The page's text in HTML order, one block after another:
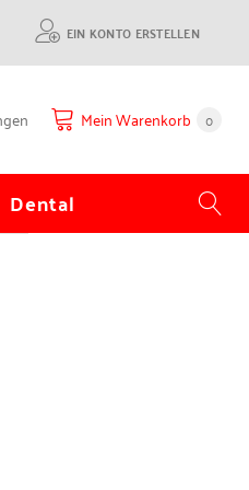
EIN KONTO ERSTELLEN
Mein Warenkorb 0
Dental